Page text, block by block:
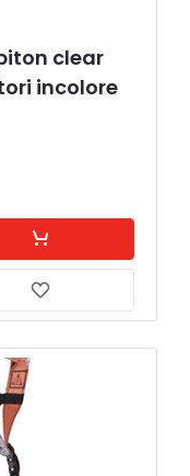
clear
incolore